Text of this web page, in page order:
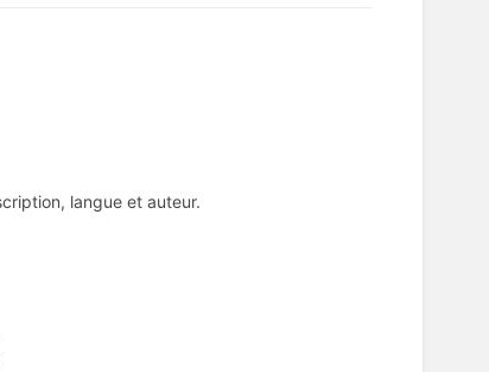
langue et auteur.